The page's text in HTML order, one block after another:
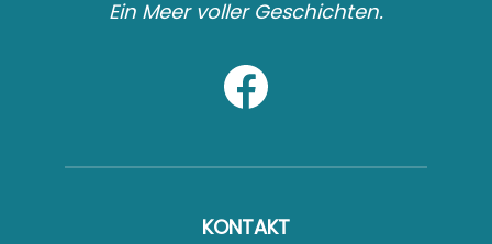
Ein Meer voller Geschichten.
KONTAKT